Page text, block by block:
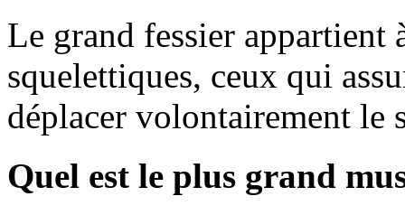
Le grand fessier appartient
squelettiques, ceux qui
déplacer volontairement le
Quel est le plus grand